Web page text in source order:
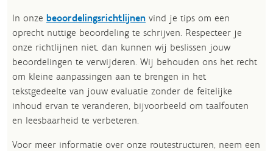
In onze beoordelingsrichtlijnen vind je tips om een
oprecht nuttige beoordeling te schrijven. Respecteer je
onze richtlijnen niet, dan kunnen wij beslissen jouw
beoordelingen te verwijderen. Wij behouden ons het recht
om kleine aanpassingen aan te brengen in het
tekstgedeelte van jouw evaluatie zonder de feitelijke
inhoud ervan te veranderen, bijvoorbeeld om taalfouten
en leesbaarheid te verbeteren.​
Voor meer informatie over onze routestructuren, neem een